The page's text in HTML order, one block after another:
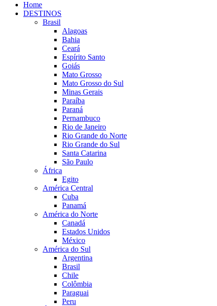
Home
DESTINOS
Brasil
Alagoas
Bahia
Ceará
Espírito Santo
Goiás
Mato Grosso
Mato Grosso do Sul
Minas Gerais
Paraíba
Paraná
Pernambuco
Rio de Janeiro
Rio Grande do Norte
Rio Grande do Sul
Santa Catarina
São Paulo
África
Egito
América Central
Cuba
Panamá
América do Norte
Canadá
Estados Unidos
México
América do Sul
Argentina
Brasil
Chile
Colômbia
Paraguai
Peru